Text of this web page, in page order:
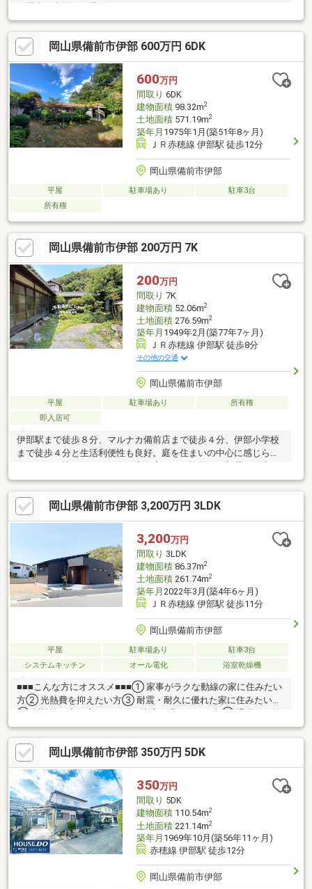
岡山県備前市伊部 600万円 6DK
600万円
間取り 6DK
建物面積98.32m2
土地面積571.19m2
築年月 1975年1月(築51年8ヶ月)
ＪＲ赤穂線 伊部駅 徒歩12分
岡山県備前市伊部
平屋 駐車場あり
駐車3台
所有権
岡山県備前市伊部 200万円 7K
200万円
間取り 7K
建物面積52.06m2
土地面積276.59m2
築年月 1949年2月(築77年7ヶ月)
ＪＲ赤穂線 伊部駅 徒歩8分
その他の交通
岡山県備前市伊部
平屋 駐車場あり
所有権
即入居可
伊部駅まで徒歩８分、マルナカ備前店まで徒歩４分、伊部小学校
まで徒歩４分と生活利便性も良好。庭を住まいの中心に感じられ
望める間取りは、四季の移ろいを身近に感じながらゆったりとし
た時間を過ごせます。約８３坪の敷地は、ガーデニングや家庭菜
園、お子様やペットが遊べるスペースなど、多彩な使い方が可能
です。自分好みに住まいをつくりたい方や、古民家の趣を活かし
たリノベーションをご検討の方にもおすすめ。現地でしか味わえ
ない開放感を、ぜひ一度ご覧ください（＾＾）／
岡山県備前市伊部 3,200万円 3LDK
3,200万円
間取り 3LDK
建物面積86.37m2
土地面積261.74m2
築年月 2022年3月(築4年6ヶ月)
ＪＲ赤穂線 伊部駅 徒歩11分
岡山県備前市伊部
平屋 駐車場あり
駐車3台
システムキッチン
オール電化 浴室乾燥機
■■■こんな方にオススメ■■■① 家事がラクな動線の家に住みたい
方② 光熱費を抑えたい方③ 耐震・耐久に優れた家に住みたい方
④ 断熱性の高い家でいつでも快適に過ごしたい方⑤ 退職後、第
二の人生の住み替えを検討中の方
岡山県備前市伊部 350万円 5DK
350万円
間取り 5DK
建物面積110.54m2
土地面積221.14m2
築年月 1969年10月(築56年11ヶ月)
赤穂線 伊部駅 徒歩12分
岡山県備前市伊部